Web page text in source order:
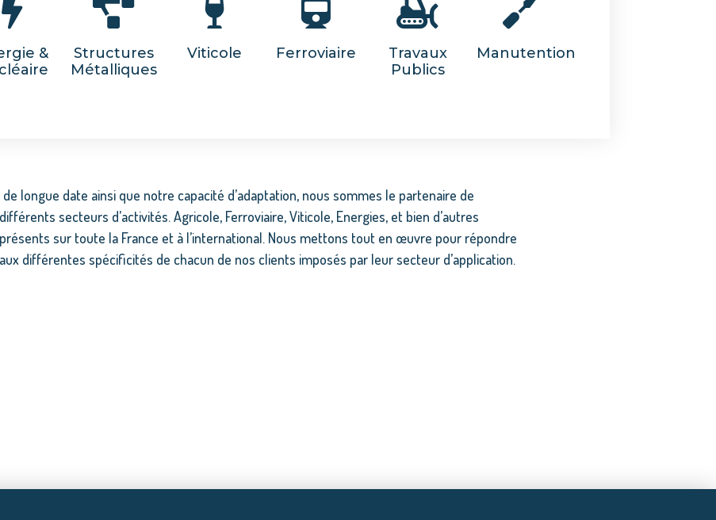
&
Structures
Métalliques
Viticole Ferroviaire
Travaux
Publics
Manutention
longue date ainsi que notre capacité d’adaptation, nous sommes le partenaire de
secteurs d’activités. Agricole, Ferroviaire, Viticole, Energies, et bien d’autres
sur toute la France et à l’international. Nous mettons tout en œuvre pour répondre
différentes spécificités de chacun de nos clients imposés par leur secteur d’application.